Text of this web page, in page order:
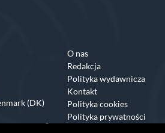
(DK)
O nas
Redakcja
Polityka wydawnicza
Kontakt
Polityka cookies
Polityka prywatności
X Instagram
TikTok